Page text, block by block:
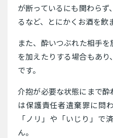
が断っているにも関わら
るなど、とにかくお酒を飲
また、酔いつぶれた相手
を加えたりする場合もあ
です。
介抱が必要な状態にまで
は保護責任者遺棄罪に問
「ノリ」や「いじり」で
ん。